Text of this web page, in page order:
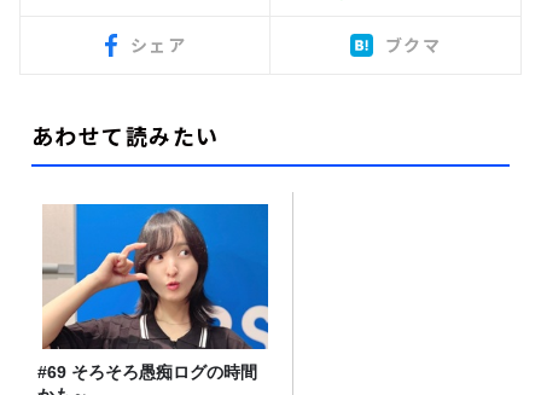
シェア ブクマ
あわせて読みたい
#69 そろそろ愚痴ログの時間